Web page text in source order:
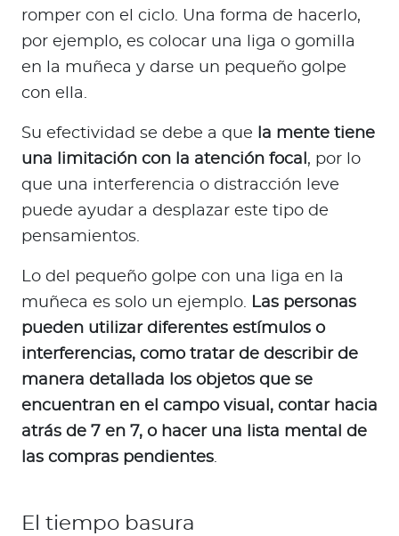
romper con el ciclo. Una forma de hacerlo,
por ejemplo, es colocar una liga o gomilla
en la muñeca y darse un pequeño golpe
con ella.
Su efectividad se debe a que
la mente tiene
una limitación con la atención focal , por lo
que una interferencia o distracción leve
puede ayudar a desplazar este tipo de
pensamientos.
Lo del pequeño golpe con una liga en la
muñeca es solo un ejemplo. Las personas
pueden utilizar diferentes estímulos o
interferencias, como tratar de describir de
manera detallada los objetos que se
encuentran en el campo visual, contar hacia
atrás de 7 en 7, o hacer una lista mental de
las compras pendientes.
El tiempo basura